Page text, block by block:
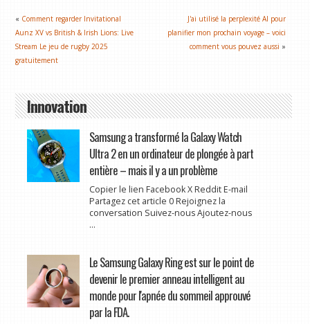
« Comment regarder Invitational
Aunz XV vs British & Irish Lions: Live
Stream Le jeu de rugby 2025
gratuitement
J'ai utilisé la perplexité AI pour
planifier mon prochain voyage – voici
comment vous pouvez aussi »
Innovation
Samsung a transformé la Galaxy Watch
Ultra 2 en un ordinateur de plongée à part
entière – mais il y a un problème
Copier le lien Facebook X Reddit E-mail
Partagez cet article 0 Rejoignez la
conversation Suivez-nous Ajoutez-nous
...
Le Samsung Galaxy Ring est sur le point de
devenir le premier anneau intelligent au
monde pour l'apnée du sommeil approuvé
par la FDA.